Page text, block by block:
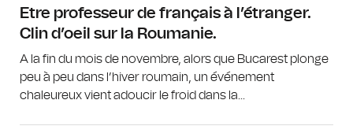
Etre professeur de français à l’étranger.
Clin d’oeil sur la Roumanie.
A la fin du mois de novembre, alors que Bucarest plonge
peu à peu dans l’hiver roumain, un événement
chaleureux vient adoucir le froid dans la...